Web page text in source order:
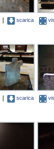
scarica
scarica